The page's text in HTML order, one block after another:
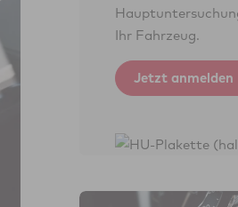
Ihr Fahr­zeug.
Jetzt anmelden